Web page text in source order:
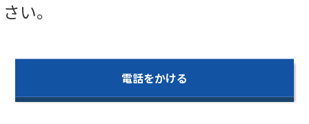
さい。
電話をかける